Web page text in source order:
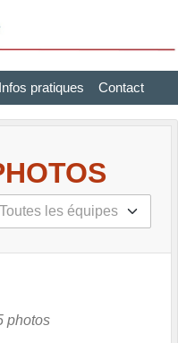
Infos pratiques Contact
photos